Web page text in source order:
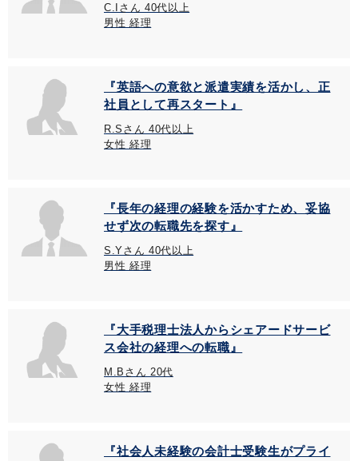
C.Iさん 40代以上
男性 経理
『英語への意欲と派遣実績を活かし、正
社員として再スタート』
R.Sさん 40代以上
女性 経理
『長年の経理の経験を活かすため、妥協
せず次の転職先を探す』
S.Yさん 40代以上
男性 経理
『大手税理士法人からシェアードサービ
ス会社の経理への転職』
M.Bさん 20代
女性 経理
『社会人未経験の会計士受験生がプライ